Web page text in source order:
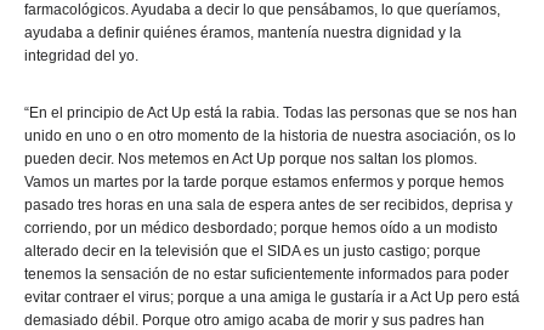
farmacológicos. Ayudaba a decir lo que pensábamos, lo que queríamos,
ayudaba a definir quiénes éramos, mantenía nuestra dignidad y la
integridad del yo.
“En el principio de Act Up está la rabia. Todas las personas que se nos han
unido en uno o en otro momento de la historia de nuestra asociación, os lo
pueden decir. Nos metemos en Act Up porque nos saltan los plomos.
Vamos un martes por la tarde porque estamos enfermos y porque hemos
pasado tres horas en una sala de espera antes de ser recibidos, deprisa y
corriendo, por un médico desbordado; porque hemos oído a un modisto
alterado decir en la televisión que el SIDA es un justo castigo; porque
tenemos la sensación de no estar suficientemente informados para poder
evitar contraer el virus; porque a una amiga le gustaría ir a Act Up pero está
demasiado débil. Porque otro amigo acaba de morir y sus padres han